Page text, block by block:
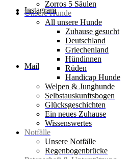
Instagram
Mail
Zorros 5 Säulen
Unsere Hunde
All unsere Hunde
Zuhause gesucht
Deutschland
Griechenland
Hündinnen
Rüden
Handicap Hunde
Welpen & Junghunde
Selbstauskunftsbogen
Glücksgeschichten
Ein neues Zuhause
Wissenswertes
Notfälle
Unsere Notfälle
Regenbogenbrücke